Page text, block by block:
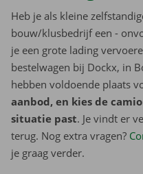
Heb je als kleine
bouw/klusbedrijf een -
je een grote lading
bestelwagen bij Dockx, in
hebben voldoende plaats
aanbod, en kies de
situatie past. Je vindt er
terug. Nog extra vragen?
je graag verder.